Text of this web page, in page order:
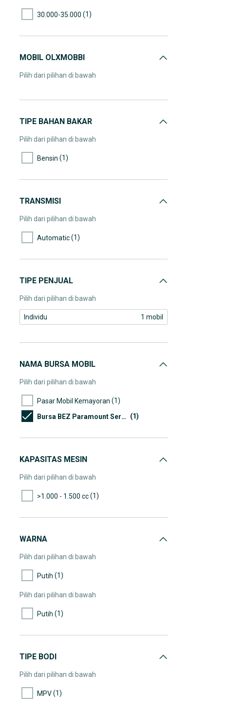
30.000-35.000 (1)
MOBIL OLXMOBBI
Pilih dari pilihan di bawah
TIPE BAHAN BAKAR
Pilih dari pilihan di bawah
Bensin (1)
TRANSMISI
Pilih dari pilihan di bawah
Automatic(1)
TIPE PENJUAL
Pilih dari pilihan di bawah
Individu 1 mobil
NAMA BURSA MOBIL
Pilih dari pilihan di bawah
Pasar Mobil Kemayoran (1)
Bursa BEZ Paramount Serpong (1)
KAPASITAS MESIN
Pilih dari pilihan di bawah
>1.000 - 1.500 cc(1)
WARNA
Pilih dari pilihan di bawah
Putih (1)
Pilih dari pilihan di bawah
Putih (1)
TIPE BODI
Pilih dari pilihan di bawah
MPV(1)